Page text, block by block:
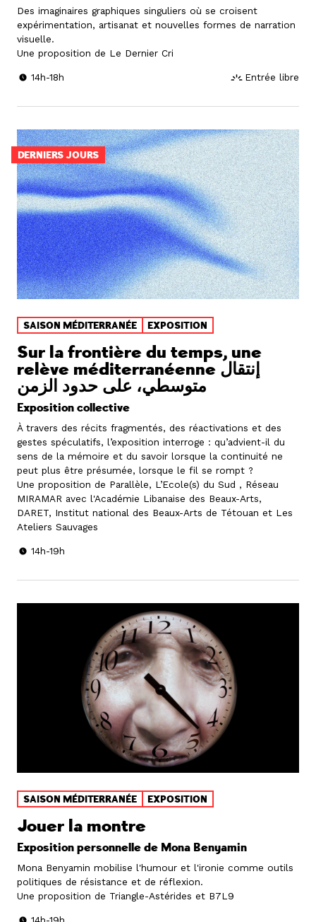
Des imaginaires graphiques singuliers où se croisent
expérimentation, artisanat et nouvelles formes de narration
visuelle.
Une proposition de Le Dernier Cri
14h-18h Entrée libre
DERNIERS JOURS
SAISON MÉDITERRANÉE EXPOSITION
Sur la frontière du temps, une
relève méditerranéenne إنتقال
متوسطي، على حدود الزمن
Exposition collective
À travers des récits fragmentés, des réactivations et des
gestes spéculatifs, l’exposition interroge : qu’advient-il du
sens de la mémoire et du savoir lorsque la continuité ne
peut plus être présumée, lorsque le fil se rompt ?
Une proposition de Parallèle, L’Ecole(s) du Sud , Réseau
MIRAMAR avec l'Académie Libanaise des Beaux-Arts,
DARET, Institut national des Beaux-Arts de Tétouan et Les
Ateliers Sauvages
14h-19h
SAISON MÉDITERRANÉE EXPOSITION
Jouer la montre
Exposition personnelle de Mona Benyamin
Mona Benyamin mobilise l'humour et l'ironie comme outils
politiques de résistance et de réflexion.
Une proposition de Triangle-Astérides et B7L9
14h-19h